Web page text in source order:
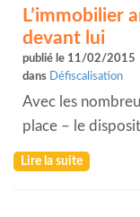
L’immobilier
devant lui
publié le 11/02/2015
dans Défiscalisation
Avec les
place – le
Lire la suite